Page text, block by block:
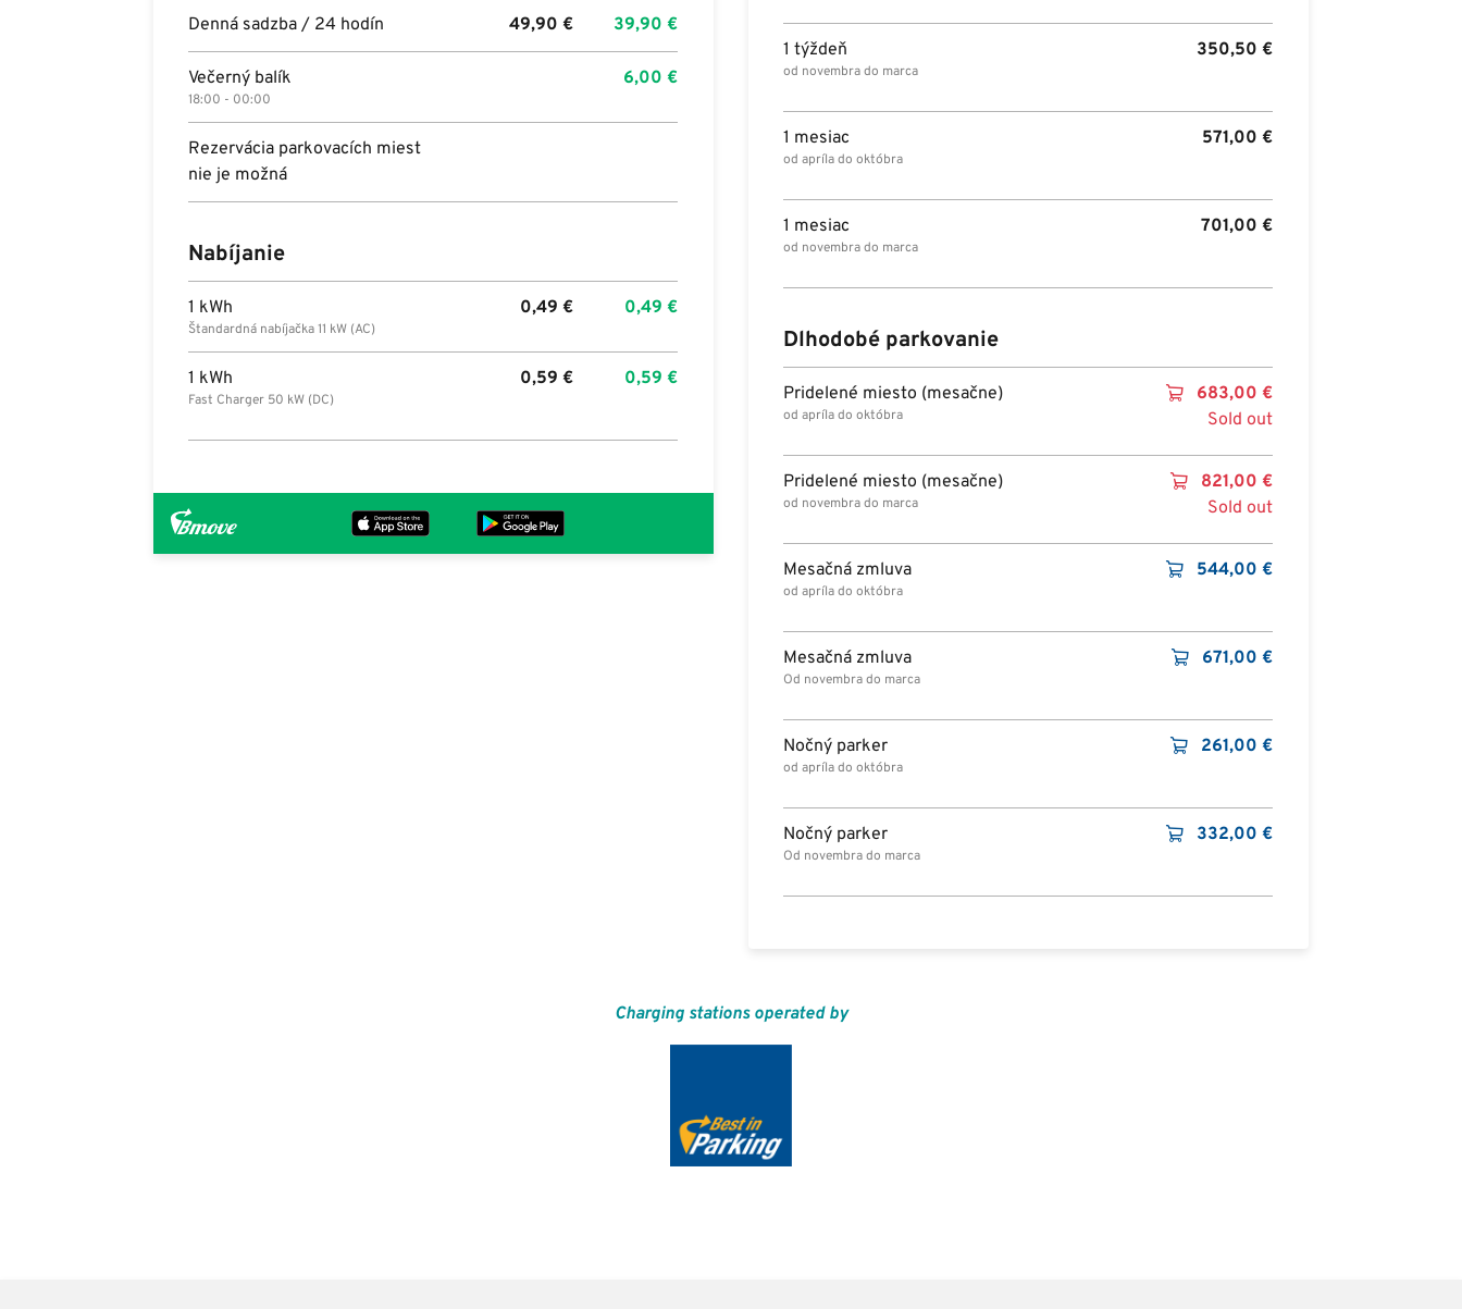
Denná sadzba / 24 hodín 49,90€ 39,90€
Večerný balík
18:00 - 00:00
6,00€
Rezervácia parkovacích miest
nie je možná
Nabíjanie
1 kWh
Štandardná nabíjačka 11 kW (AC)
0,49€ 0,49€
1 kWh
Fast Charger 50 kW (DC)
0,59€ 0,59€
1 týždeň
od novembra do marca
350,50 €
1 mesiac
od apríla do októbra
571,00 €
1 mesiac
od novembra do marca
701,00 €
Dlhodobé parkovanie
Pridelené miesto (mesačne)
od apríla do októbra
683,00 €
Sold out
Pridelené miesto (mesačne)
od novembra do marca
821,00 €
Sold out
Mesačná zmluva
od apríla do októbra
544,00 €
Mesačná zmluva
Od novembra do marca
671,00 €
Nočný parker
od apríla do októbra
261,00 €
Nočný parker
Od novembra do marca
332,00 €
Charging stations operated by